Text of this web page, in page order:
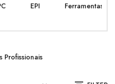
EPI Ferramentas
Profissionais